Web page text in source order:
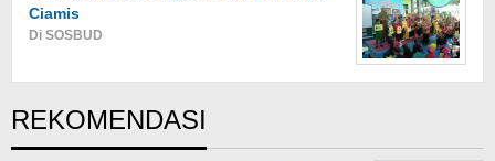
Ciamis
Di SOSBUD
REKOMENDASI